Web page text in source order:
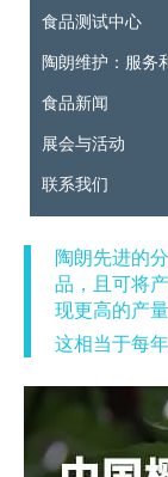
食品测试中心
陶朗维护：服务
食品新闻
展会与活动
联系我们
陶朗先进的
品，且可将
现更高的产
这相当于每